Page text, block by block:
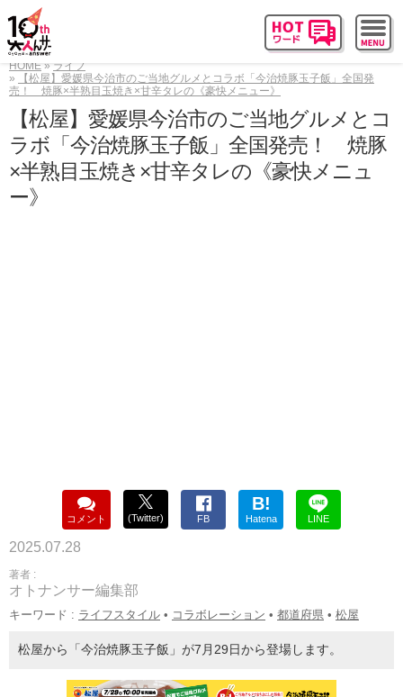
HOME
ライフ
【松屋】愛媛県今治市のご当地グルメとコラボ「今治焼豚玉子飯」全国発
売！ 焼豚×半熟目玉焼き×甘辛タレの《豪快メニュー》
【松屋】愛媛県今治市のご当地グルメとコ
ラボ「今治焼豚玉子飯」全国発売！ 焼豚
×半熟目玉焼き×甘辛タレの《豪快メニュ
ー》
コメント (Twitter) FB
B!
Hatena LINE
2025.07.28
著者 :
オトナンサー編集部
キーワード : ライフスタイル • コラボレーション • 都道府県 • 松屋
松屋から「今治焼豚玉子飯」が7月29日から登場します。